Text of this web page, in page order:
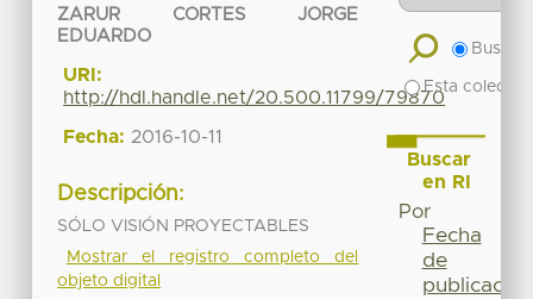
ZARUR CORTES JORGE
EDUARDO
URI:
http://hdl.handle.net/20.500.11799/79870
Fecha: 2016-10-11
Descripción:
SÓLO VISIÓN PROYECTABLES
Mostrar el registro completo del
objeto digital
Buscar
Esta
Buscar
en RI
Por
Fecha
de
publicación